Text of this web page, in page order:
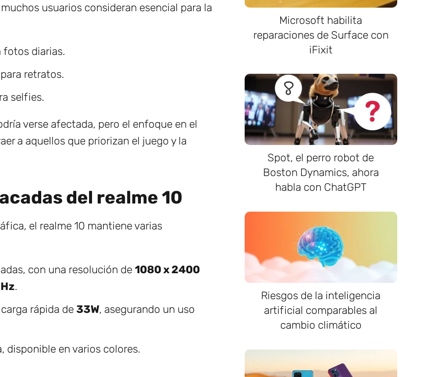
usuarios consideran esencial para la
fotos diarias.
retratos.
selfies.
verse afectada, pero el enfoque en el
a aquellos que priorizan el juego y la
del realme 10
el realme 10 mantiene varias
con una resolución de1080 x 2400
.
rápida de33W, asegurando un uso
disponible en varios colores.
Microsoft habilita
reparaciones de Surface con
iFixit
Spot, el perro robot de
Boston Dynamics, ahora
habla con ChatGPT
Riesgos de la inteligencia
artificial comparables al
cambio climático